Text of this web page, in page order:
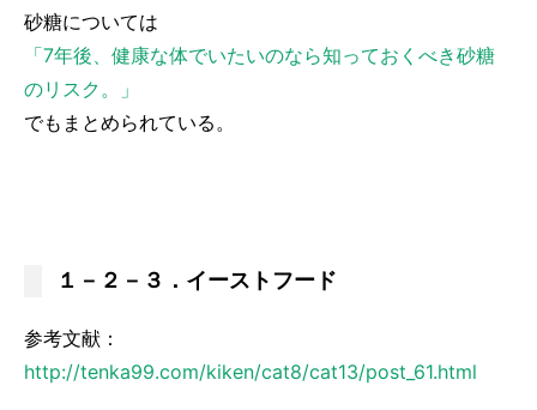
砂糖については
「7年後、健康な体でいたいのなら知っておくべき砂糖
のリスク。」
でもまとめられている。
１－２－３．イーストフード
参考文献：
http://tenka99.com/kiken/cat8/cat13/post_61.html